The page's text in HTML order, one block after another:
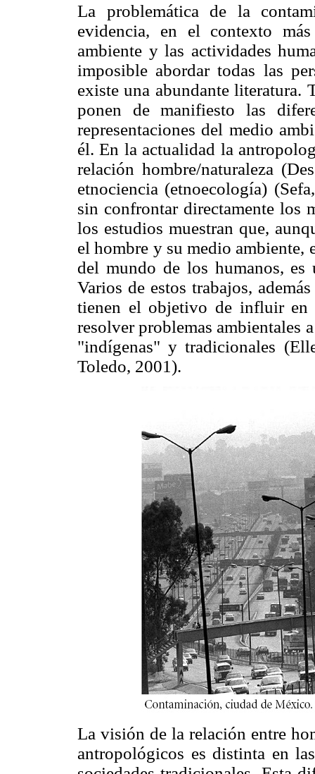
La problemática de la
evidencia, en el contexto
ambiente y las actividades
imposible abordar todas las
existe una abundante literatura.
ponen de manifiesto las
representaciones del medio
él. En la actualidad la
relación hombre/naturaleza
etnociencia (etnoecología)
sin confrontar directamente los
los estudios muestran que,
el hombre y su medio ambiente,
del mundo de los humanos,
Varios de estos trabajos,
tienen el objetivo de influir
resolver problemas ambientales
"indígenas" y tradicionales
Toledo, 2001).
La visión de la relación entre
antropológicos es distinta en